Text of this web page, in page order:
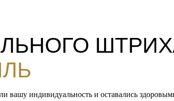
вашу индивидуальность и оставались